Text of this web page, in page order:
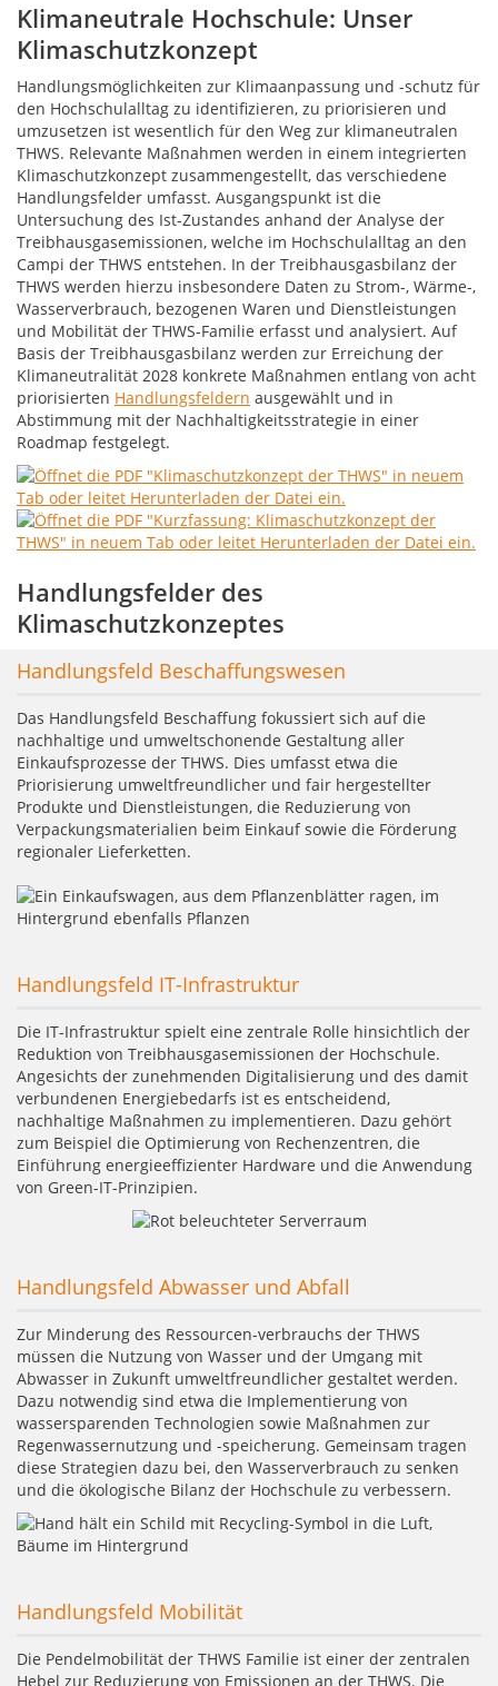
Klimaneutrale Hochschule: Unser
Klimaschutzkonzept
Handlungsmöglichkeiten zur Klimaanpassung und -schutz für
den Hochschulalltag zu identifizieren, zu priorisieren und
umzusetzen ist wesentlich für den Weg zur klimaneutralen
THWS. Relevante Maßnahmen werden in einem integrierten
Klimaschutzkonzept zusammengestellt, das verschiedene
Handlungsfelder umfasst. Ausgangspunkt ist die
Untersuchung des Ist-Zustandes anhand der Analyse der
Treibhausgasemissionen, welche im Hochschulalltag an den
Campi der THWS entstehen. In der Treibhausgasbilanz der
THWS werden hierzu insbesondere Daten zu Strom-, Wärme-,
Wasserverbrauch, bezogenen Waren und Dienstleistungen
und Mobilität der THWS-Familie erfasst und analysiert. Auf
Basis der Treibhausgasbilanz werden zur Erreichung der
Klimaneutralität 2028 konkrete Maßnahmen entlang von acht
priorisierten Handlungsfeldern ausgewählt und in
Abstimmung mit der Nachhaltigkeitsstrategie in einer
Roadmap festgelegt.
Handlungsfelder des
Klimaschutzkonzeptes
Handlungsfeld Beschaffungswesen
Das Handlungsfeld Beschaffung fokussiert sich auf die
nachhaltige und umweltschonende Gestaltung aller
Einkaufsprozesse der THWS. Dies umfasst etwa die
Priorisierung umweltfreundlicher und fair hergestellter
Produkte und Dienstleistungen, die Reduzierung von
Verpackungsmaterialien beim Einkauf sowie die Förderung
regionaler Lieferketten.
Handlungsfeld IT-Infrastruktur
Die IT-Infrastruktur spielt eine zentrale Rolle hinsichtlich der
Reduktion von Treibhausgasemissionen der Hochschule.
Angesichts der zunehmenden Digitalisierung und des damit
verbundenen Energiebedarfs ist es entscheidend,
nachhaltige Maßnahmen zu implementieren. Dazu gehört
zum Beispiel die Optimierung von Rechenzentren, die
Einführung energieeffizienter Hardware und die Anwendung
von Green-IT-Prinzipien.
Handlungsfeld Abwasser und Abfall
Zur Minderung des Ressourcen-verbrauchs der THWS
müssen die Nutzung von Wasser und der Umgang mit
Abwasser in Zukunft umweltfreundlicher gestaltet werden.
Dazu notwendig sind etwa die Implementierung von
wassersparenden Technologien sowie Maßnahmen zur
Regenwassernutzung und -speicherung. Gemeinsam tragen
diese Strategien dazu bei, den Wasserverbrauch zu senken
und die ökologische Bilanz der Hochschule zu verbessern.
Handlungsfeld Mobilität
Die Pendelmobilität der THWS Familie ist einer der zentralen
Hebel zur Reduzierung von Emissionen an der THWS. Die